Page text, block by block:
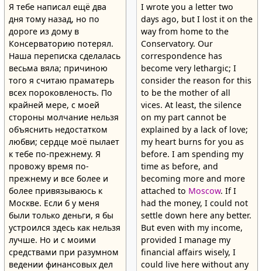
Я тебе написал ещё два
дня тому назад, но по
дороге из дому в
Консерваторию потерял.
Наша переписка сделалась
весьма вяла; причиною
того я считаю праматерь
всех пороковленость. По
крайней мере, с моей
стороны молчание нельзя
объяснить недостатком
любви; сердце моё пылает
к тебе по-прежнему. Я
провожу время по-
прежнему и все более и
более привязываюсь к
Москве. Если б у меня
были только деньги, я бы
устроился здесь как нельзя
лучше. Но и с моими
средствами при разумном
ведении финансовых дел
I wrote you a letter two
days ago, but I lost it on the
way from home to the
Conservatory. Our
correspondence has
become very lethargic; I
consider the reason for this
to be the mother of all
vices. At least, the silence
on my part cannot be
explained by a lack of love;
my heart burns for you as
before. I am spending my
time as before, and
becoming more and more
attached to Moscow. If I
had the money, I could not
settle down here any better.
But even with my income,
provided I manage my
financial affairs wisely, I
could live here without any